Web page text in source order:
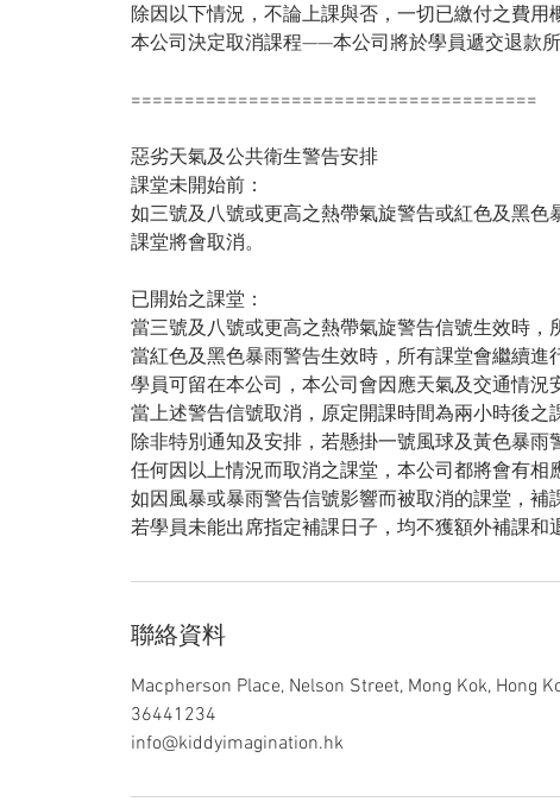
除因以下情況，不論上課與否，一切已繳付之費用
本公司決定取消課程——本公司將於學員遞交退款
======================================
惡劣天氣及公共衛生警告安排
課堂未開始前：
如三號及八號或更高之熱帶氣旋警告或紅色及黑
課堂將會取消。
已開始之課堂：
當三號及八號或更高之熱帶氣旋警告信號生效時，
當紅色及黑色暴雨警告生效時，所有課堂會繼續進
學員可留在本公司，本公司會因應天氣及交通情況
當上述警告信號取消，原定開課時間為兩小時後之
除非特別通知及安排，若懸掛一號風球及黃色暴雨
任何因以上情況而取消之課堂，本公司都將會有相
如因風暴或暴雨警告信號影響而被取消的課堂，補
若學員未能出席指定補課日子，均不獲額外補課和
聯絡資料
Macpherson Place, Nelson Street, Mong Kok, Hong
36441234
info@kiddyimagination.hk